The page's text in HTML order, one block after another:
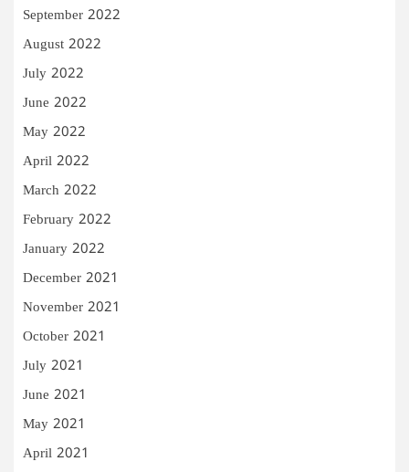
September 2022
August 2022
July 2022
June 2022
May 2022
April 2022
March 2022
February 2022
January 2022
December 2021
November 2021
October 2021
July 2021
June 2021
May 2021
April 2021